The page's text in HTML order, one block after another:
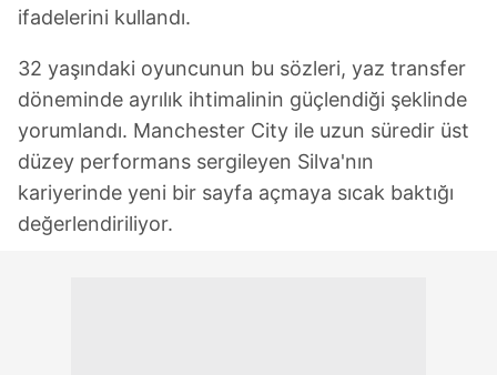
ifadelerini kullandı.
32 yaşındaki oyuncunun bu sözleri, yaz transfer
döneminde ayrılık ihtimalinin güçlendiği şeklinde
yorumlandı. Manchester City ile uzun süredir üst
düzey performans sergileyen Silva'nın
kariyerinde yeni bir sayfa açmaya sıcak baktığı
değerlendiriliyor.